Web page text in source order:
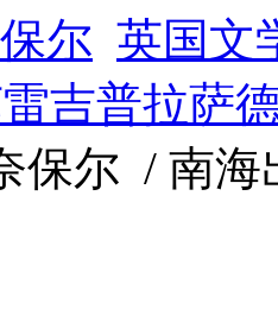
尔 英国文
吉普拉萨
保尔 / 南